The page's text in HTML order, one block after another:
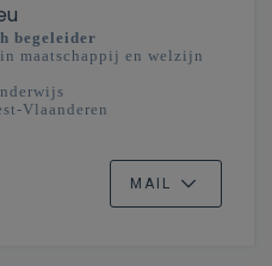
begeleider
maatschappij en welzijn
Vlaanderen
MAIL